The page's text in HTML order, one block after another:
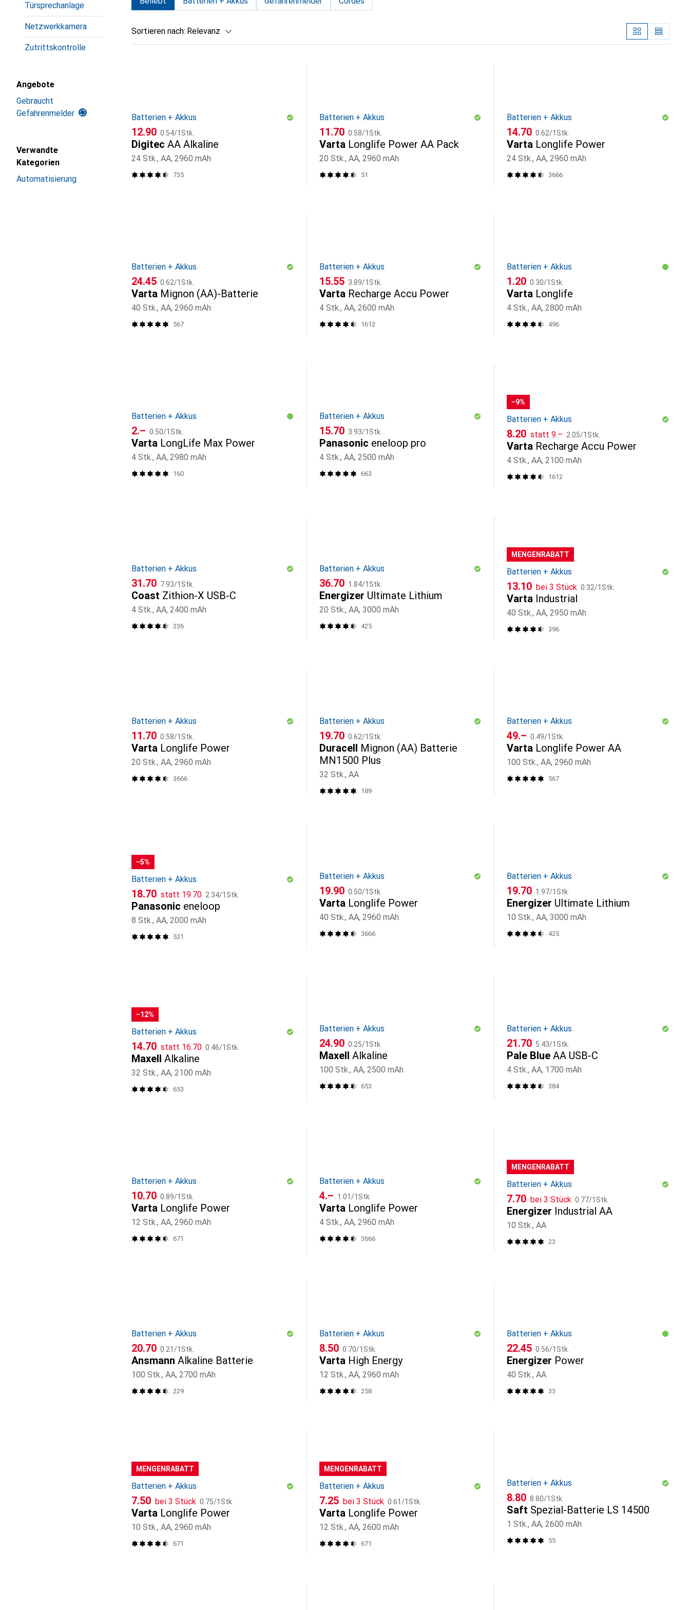
Türsprechanlage
Netzwerkkamera
Zutrittskontrolle
Angebote
Gebraucht
Gefahrenmelder
Verwandte
Kategorien
Automatisierung
Sortieren nach: Relevanz
Batterien + Akkus
CHF
12.90 CHF
0.54/1Stk.
Digitec AA Alkaline
24 Stk., AA, 2960 mAh
735
Batterien + Akkus
CHF
11.70 CHF
0.58/1Stk.
Varta Longlife Power AA Pack
20 Stk., AA, 2960 mAh
51
Batterien + Akkus
CHF
14.70 CHF
0.62/1Stk.
Varta Longlife Power
24 Stk., AA, 2960 mAh
3666
Batterien + Akkus
CHF
24.45 CHF
0.62/1Stk.
Varta Mignon (AA)-Batterie
40 Stk., AA, 2960 mAh
567
Batterien + Akkus
CHF
15.55 CHF
3.89/1Stk.
Varta Recharge Accu Power
4 Stk., AA, 2600 mAh
1612
Batterien + Akkus
CHF
1.20 CHF
0.30/1Stk.
Varta Longlife
4 Stk., AA, 2800 mAh
496
Batterien + Akkus
CHF
2.– CHF
0.50/1Stk.
Varta LongLife Max Power
4 Stk., AA, 2980 mAh
160
Batterien + Akkus
CHF
15.70 CHF
3.93/1Stk.
Panasonic eneloop pro
4 Stk., AA, 2500 mAh
663
−9%
Batterien + Akkus
CHF
8.20 stattCHF
9.– CHF
2.05/1Stk.
Varta Recharge Accu Power
4 Stk., AA, 2100 mAh
1612
Batterien + Akkus
CHF
31.70 CHF
7.93/1Stk.
Coast Zithion-X USB-C
4 Stk., AA, 2400 mAh
236
Batterien + Akkus
CHF
36.70 CHF
1.84/1Stk.
Energizer Ultimate Lithium
20 Stk., AA, 3000 mAh
425
MENGENRABATT
Batterien + Akkus
CHF
13.10 bei 3 Stück CHF
0.32/1Stk.
Varta Industrial
40 Stk., AA, 2950 mAh
396
Batterien + Akkus
CHF
11.70 CHF
0.58/1Stk.
Varta Longlife Power
20 Stk., AA, 2960 mAh
3666
Batterien + Akkus
CHF
19.70 CHF
0.62/1Stk.
Duracell Mignon (AA) Batterie
MN1500 Plus
32 Stk., AA
189
Batterien + Akkus
CHF
49.– CHF
0.49/1Stk.
Varta Longlife Power AA
100 Stk., AA, 2960 mAh
567
−5%
Batterien + Akkus
CHF
18.70 statt CHF
19.70 CHF
2.34/1Stk.
Panasonic eneloop
8 Stk., AA, 2000 mAh
521
Batterien + Akkus
CHF
19.90 CHF
0.50/1Stk.
Varta Longlife Power
40 Stk., AA, 2960 mAh
3666
Batterien + Akkus
CHF
19.70 CHF
1.97/1Stk.
Energizer Ultimate Lithium
10 Stk., AA, 3000 mAh
425
−12%
Batterien + Akkus
CHF
14.70 statt CHF
16.70 CHF
0.46/1Stk.
Maxell Alkaline
32 Stk., AA, 2100 mAh
653
Batterien + Akkus
CHF
24.90 CHF
0.25/1Stk.
Maxell Alkaline
100 Stk., AA, 2500 mAh
653
Batterien + Akkus
CHF
21.70 CHF
5.43/1Stk.
Pale Blue AA USB-C
4 Stk., AA, 1700 mAh
384
Batterien + Akkus
CHF
10.70 CHF
0.89/1Stk.
Varta Longlife Power
12 Stk., AA, 2960 mAh
671
Batterien + Akkus
CHF
4.– CHF
1.01 /1Stk.
Varta Longlife Power
4 Stk., AA, 2960 mAh
3666
MENGENRABATT
Batterien + Akkus
CHF
7.70 bei 3 Stück CHF
0.77/1Stk.
Energizer Industrial AA
10 Stk., AA
23
Batterien + Akkus
CHF
20.70 CHF
0.21 /1Stk.
Ansmann Alkaline Batterie
100 Stk., AA, 2700 mAh
229
Batterien + Akkus
CHF
8.50 CHF
0.70/1Stk.
Varta High Energy
12 Stk., AA, 2960 mAh
258
Batterien + Akkus
CHF
22.45 CHF
0.56/1Stk.
Energizer Power
40 Stk., AA
33
MENGENRABATT
Batterien + Akkus
CHF
7.50 bei 3 Stück CHF
0.75/1Stk.
Varta Longlife Power
10 Stk., AA, 2960 mAh
671
MENGENRABATT
Batterien + Akkus
CHF
7.25 bei 3 Stück CHF
0.61 /1Stk.
Varta Longlife Power
12 Stk., AA, 2600 mAh
671
Batterien + Akkus
CHF
8.80 CHF
8.80/1Stk.
Saft Spezial-Batterie LS 14500
1 Stk., AA, 2600 mAh
55